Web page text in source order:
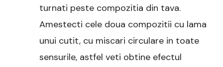
turnati peste compozitia din tava.
Amestecti cele doua compozitii cu lama
unui cutit, cu miscari circulare in toate
sensurile, astfel veti obtine efectul